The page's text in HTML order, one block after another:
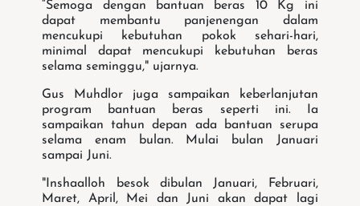
“Semoga dengan bantuan beras 10 Kg ini
dapat membantu panjenengan dalam
mencukupi kebutuhan pokok sehari-hari,
minimal dapat mencukupi kebutuhan beras
selama seminggu," ujarnya.
Gus Muhdlor juga sampaikan keberlanjutan
program bantuan beras seperti ini. Ia
sampaikan tahun depan ada bantuan serupa
selama enam bulan. Mulai bulan Januari
sampai Juni.
"Inshaalloh besok dibulan Januari, Februari,
Maret, April, Mei dan Juni akan dapat lagi